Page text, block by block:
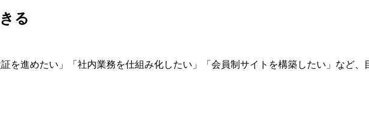
る
を進めたい」「社内業務を仕組み化したい」「会員制サイトを構築したい」など、